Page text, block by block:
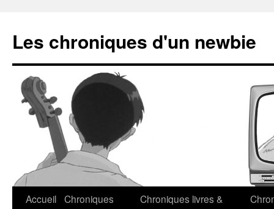
Les chroniques d'un newbie
Accueil Chroniques
Chroniques livres &